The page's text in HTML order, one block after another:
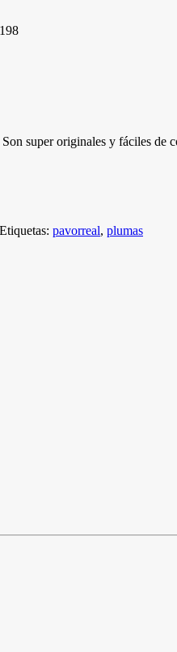
super originales y fáciles de
Etiquetas: pavorreal, plumas